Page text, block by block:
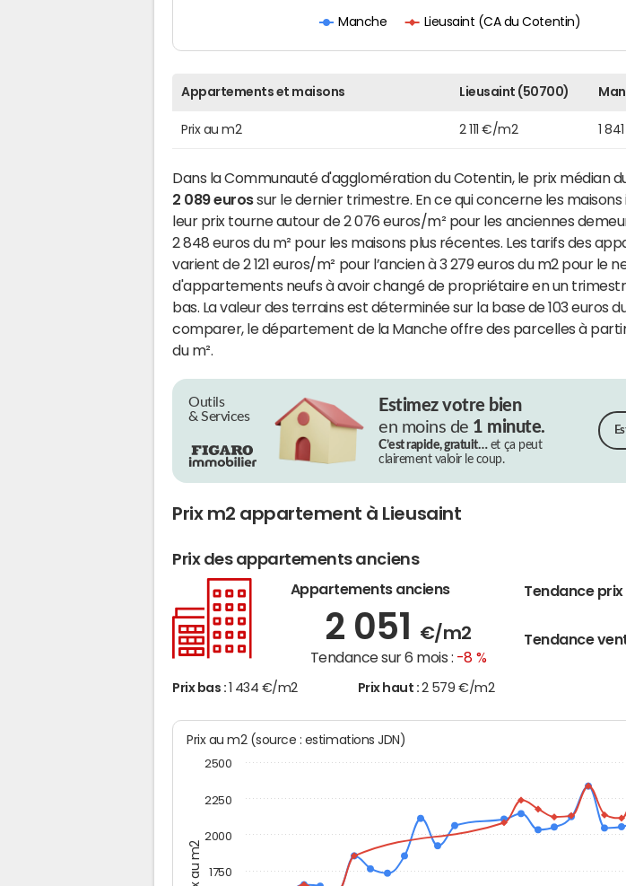
Manche Lieusaint (CA du Cotentin)
Appartements et maisons Lieusaint (50700)
Prix au m2 2 111 €/m2 1
Dans la Communauté d'agglomération du Cotentin, le prix médian
2 089 eurossur le dernier trimestre. En ce qui concerne les maisons
leur prix tourne autour de 2 076 euros/m² pour les anciennes
2 848 euros du m² pour les maisons plus récentes. Les tarifs des
varient de 2 121 euros/m² pour l’ancien à 3 279 euros du m2 pour le
d'appartements neufs à avoir changé de propriétaire en un
bas. La valeur des terrains est déterminée sur la base de 103 euros
comparer, le département de la Manche offre des parcelles à
du m².
Outils
& Services
Estimez votre bien
en moins de 1 minute.
C’est rapide, gratuit…et ça peut
clairement valoir le coup.
Prix m2 appartement à Lieusaint
Prix des appartements anciens
Appartements anciens
2 051 €/m2
Tendance sur 6 mois : -8 %
Tendance prix
Tendance
Prix bas : 1 434 €/m2 Prix haut : 2 579 €/m2
Prix au m2
Prix au m2 (source : estimations JDN)
1750
2000
2250
2500